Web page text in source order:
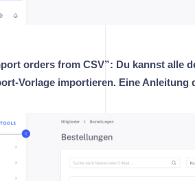
orders from CSV”: Du kannst alle
Vorlage importieren. Eine Anleitung